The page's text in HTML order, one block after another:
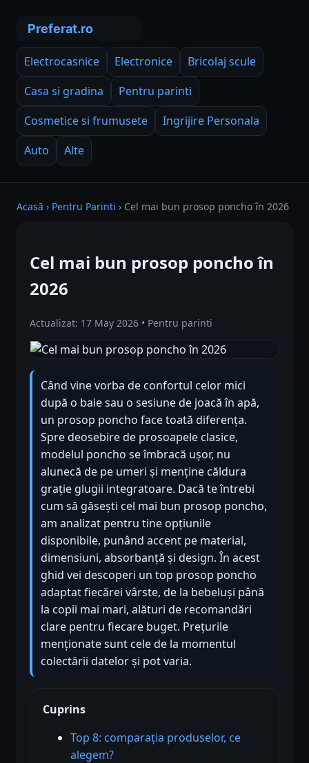
Electrocasnice Electronice
Bricolaj scule
Casa si gradina
Pentru parinti
Cosmetice si frumusete
Ingrijire Personala
Auto
Alte
Acasă › Pentru Parinti › Cel mai bun prosop poncho în 2026
Cel mai bun prosop poncho în
2026
Actualizat: 17 May 2026 • Pentru parinti
Când vine vorba de confortul celor mici
după o baie sau o sesiune de joacă în apă,
un prosop poncho face toată diferența.
Spre deosebire de prosoapele clasice,
modelul poncho se îmbracă ușor, nu
alunecă de pe umeri și menține căldura
grație glugii integratoare. Dacă te întrebi
cum să găsești cel mai bun prosop poncho,
am analizat pentru tine opțiunile
disponibile, punând accent pe material,
dimensiuni, absorbanță și design. În acest
ghid vei descoperi un top prosop poncho
adaptat fiecărei vârste, de la bebeluși până
la copii mai mari, alături de recomandări
clare pentru fiecare buget. Prețurile
menționate sunt cele de la momentul
colectării datelor și pot varia.
Cuprins
Top 8: comparația produselor, ce
alegem?